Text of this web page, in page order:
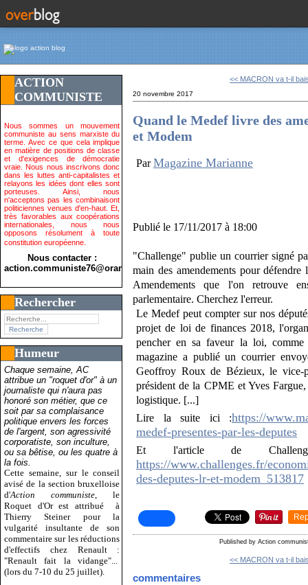
ACTION
COMMUNISTE
Nous sommes un mouvement
communiste au sens marxiste du
terme. Avec ce que cela implique
en matière de positions de classe
et d'exigences de démocratie
vraie. Nous nous inscrivons donc
dans les luttes anti-capitalistes et
relayons les idées dont elles sont
porteuses. Ainsi, nous
n'acceptons pas les combinaisont
politiciennes venues d'en-haut. Et,
très favorables aux coopérations
internationales, nous nous
opposons résolument à toute
constitution européenne.
Nous contacter :
action.communiste76@orange.fr>
Rechercher
Humeur
Chaque semaine, AC
attribue un "roquet d'or" à un
journaliste qui n'aura pas
honoré son métier, que ce
soit par sa complaisance
politique envers les forces
de l'argent, son agressivité
corporatiste, son inculture,
ou sa bêtise, ou les quatre à
la fois.
Cette semaine, sur le conseil
avisé de la section bruxelloise
d'Action communiste , le
Roquet d'Or est attribué
à
Thierry Steiner pour la
vulgarité insultante de son
commentaire sur les réductions
d'effectifs chez Renault :
"Renault fait la vidange"...
(lors du 7-10 du 25 juillet).
<< MACRON va t-il
20 novembre 2017
Quand le Medef livre des
et Modem
ParMagazine Marianne
Publié le 17/11/2017 à 18:00
"Challenge" publie un courrier signé
main des amendements pour
Amendements que l'on retrouve
parlementaire. Cherchez l'erreur.
Le Medef peut compter sur nos
projet de loi de finances 2018,
pencher en sa faveur la loi,
magazine a publié un courrier
Geoffroy Roux de Bézieux, le vice-
président de la CPME et Yves
logistique. [...]
Lire la suite ici :https://
medef-presentes-par-les-deputes
Et l'article de
https://www.challenges.fr/
des-deputes-lr-et-modem_513817
Published by Action
<< MACRON va t-il
commentaires